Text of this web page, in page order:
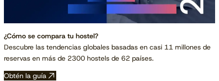
¿Cómo se compara tu hostel?
Descubre las tendencias globales basadas en casi 11 millones de
reservas en más de 2300 hostels de 62 países.
Obtén la guía